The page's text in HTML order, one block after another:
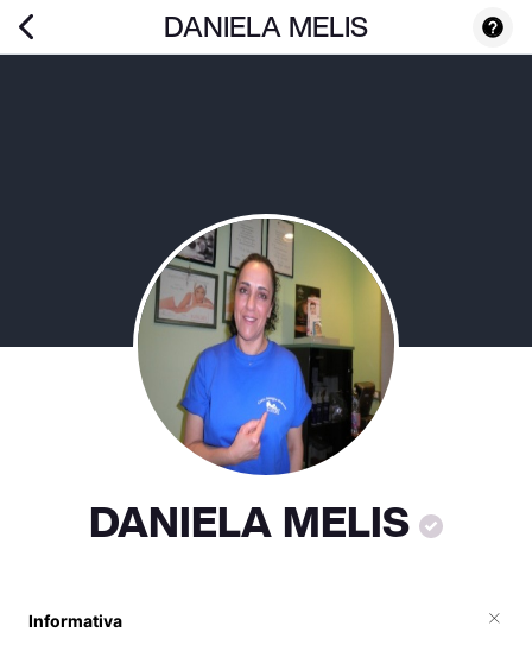
DANIELA MELIS
DANIELA MELIS
Informativa ×